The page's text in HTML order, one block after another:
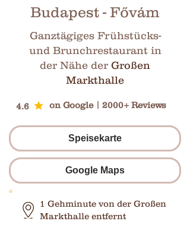
Budapest - Fővám
Ganztägiges Frühstücks-
und Brunchrestaurant in
der Nähe der Großen
Markthalle
4.6 on Google | 2000+ Reviews
Speisekarte
Google Maps
1 Gehminute von der Großen
Markthalle entfernt